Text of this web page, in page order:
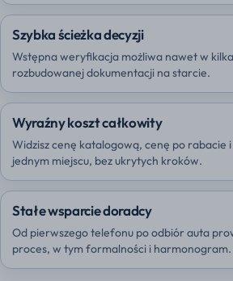
Szybka ścieżka decyzji
Wstępna weryfikacja możliwa nawet w
rozbudowanej dokumentacji na starcie.
Wyraźny koszt całkowity
Widzisz cenę katalogową, cenę po rabacie
jednym miejscu, bez ukrytych kroków.
Stałe wsparcie doradcy
Od pierwszego telefonu po odbiór auta
proces, w tym formalności i harmonogram.